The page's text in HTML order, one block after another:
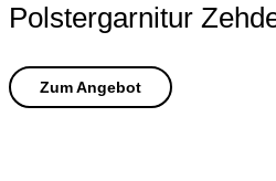
Polstergarnitur